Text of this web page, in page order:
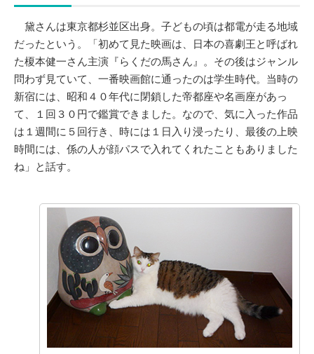
黛さんは東京都杉並区出身。子どもの頃は都電が走る地域
だったという。「初めて見た映画は、日本の喜劇王と呼ばれ
た榎本健一さん主演『らくだの馬さん』。その後はジャンル
問わず見ていて、一番映画館に通ったのは学生時代。当時の
新宿には、昭和４０年代に閉鎖した帝都座や名画座があっ
て、１回３０円で鑑賞できました。なので、気に入った作品
は１週間に５回行き、時には１日入り浸ったり、最後の上映
時間には、係の人が顔パスで入れてくれたこともありました
ね」と話す。